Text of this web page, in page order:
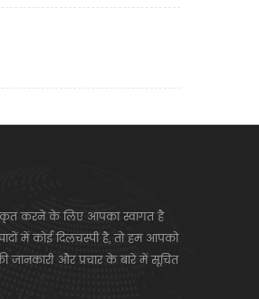
करने के लिए आपका स्वागत है
में कोई दिलचस्पी है, तो हम आपको
जानकारी और प्रचार के बारे में सूचित